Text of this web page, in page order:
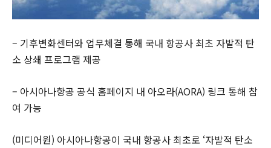
– 기후변화센터와 업무체결 통해 국내 항공사 최초 자발적 탄
소 상쇄 프로그램 제공
– 아시아나항공 공식 홈페이지 내 아오라(AORA) 링크 통해 참
여 가능
(미디어원) 아시아나항공이 국내 항공사 최초로 ‘자발적 탄소